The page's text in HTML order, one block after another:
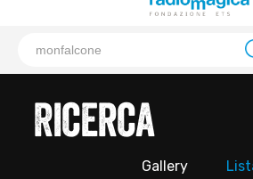
Ricerca
Gallery